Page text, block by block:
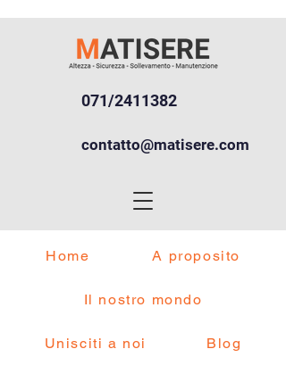
071/2411382
contatto@matisere.com
Home A proposito
Il nostro mondo
Unisciti a noi Blog